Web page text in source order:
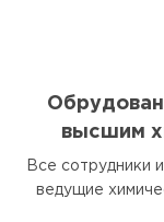
высшим
Все сотрудники
ведущие